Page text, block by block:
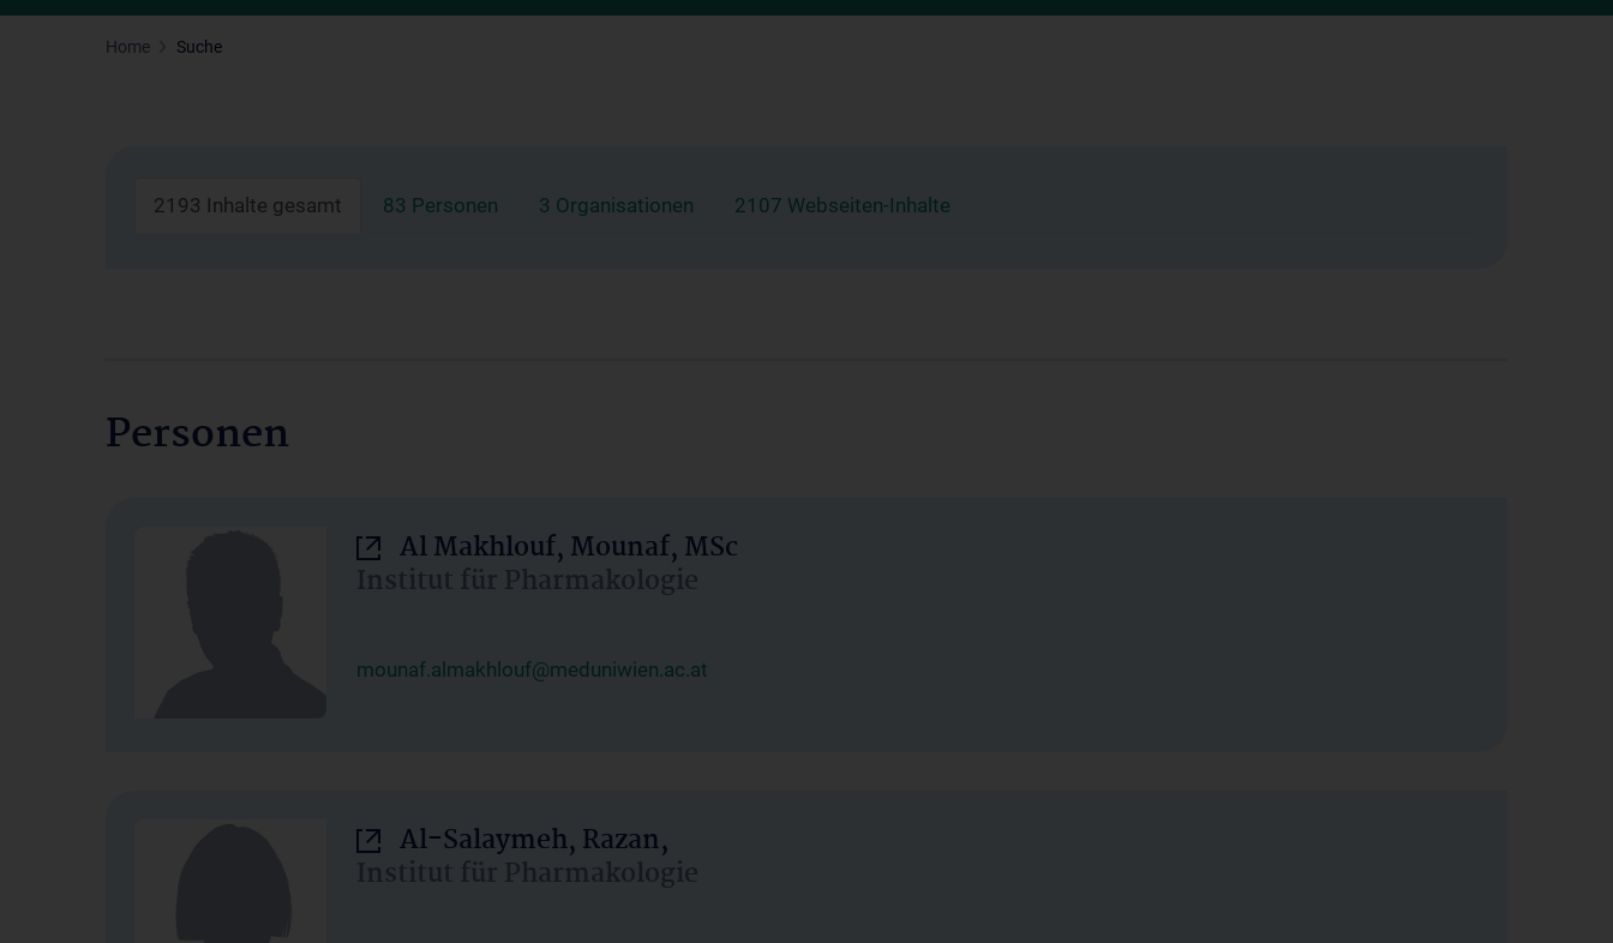
Home Suche
2193 Inhalte gesamt 83 Personen 3 Organisationen 2107 Webseiten-Inhalte
Personen
Al Makhlouf, Mounaf, MSc
Institut für Pharmakologie
mounaf.almakhlouf@meduniwien.ac.at
Al-Salaymeh, Razan,
Institut für Pharmakologie